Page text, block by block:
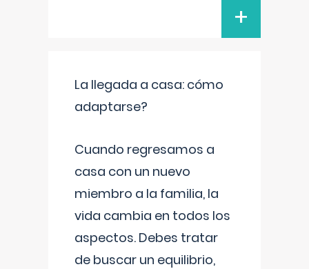
+
La llegada a casa: cómo
adaptarse?
Cuando regresamos a
casa con un nuevo
miembro a la familia, la
vida cambia en todos los
aspectos. Debes tratar
de buscar un equilibrio,